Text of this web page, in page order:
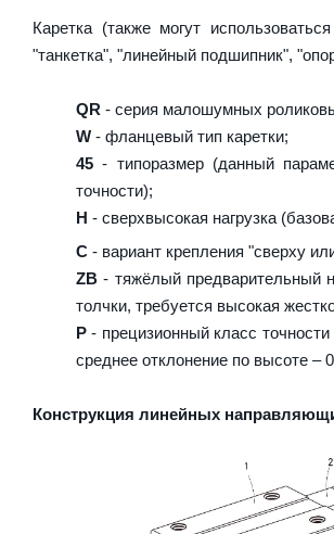
Каретка (также могут
"танкетка", "линейный подшипник",
QR - серия малошумных
W - фланцевый тип каретки;
45 - типоразмер (данный
точности);
H - сверхвысокая нагрузка
C - вариант крепления "сверху
ZB - тяжёлый предварительный
толчки, требуется высокая
P - прецизионный класс
среднее отклонение по высоте –
Конструкция линейных